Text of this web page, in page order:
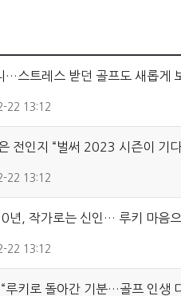
…스트레스 받던 골프도 새롭게
22 13:12
전인지 “벌써 2023 시즌이 기
22 13:12
년, 작가로는 신인… 루키 마음
22 13:12
루키로 돌아간 기분…골프 인생